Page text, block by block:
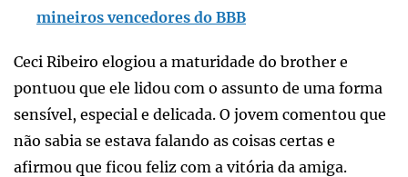
mineiros vencedores do BBB
Ceci Ribeiro elogiou a maturidade do brother e
pontuou que ele lidou com o assunto de uma forma
sensível, especial e delicada. O jovem comentou que
não sabia se estava falando as coisas certas e
afirmou que ficou feliz com a vitória da amiga.